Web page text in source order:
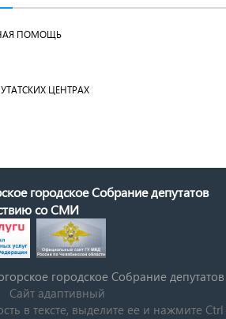
ПОМОЩЬ
ЦЕНТРАХ
городское Собрание депутатов
со СМИ
городское Cобрание депутатов
Сайт адаптивный
в тексте, выделите ее и нажмите Ctrl